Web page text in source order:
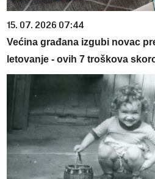
15. 07. 2026 07:44
Većina građana izgubi novac
letovanje - ovih 7 troškova